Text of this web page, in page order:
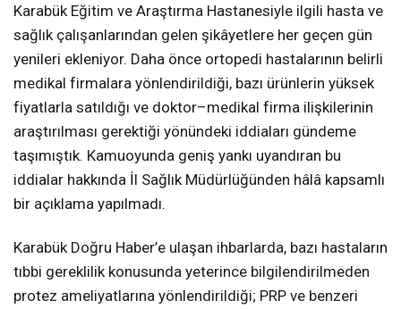
Karabük Eğitim ve Araştırma Hastanesiyle ilgili hasta ve
sağlık çalışanlarından gelen şikâyetlere her geçen gün
yenileri ekleniyor. Daha önce ortopedi hastalarının belirli
medikal firmalara yönlendirildiği, bazı ürünlerin yüksek
fiyatlarla satıldığı ve doktor–medikal firma ilişkilerinin
araştırılması gerektiği yönündeki iddiaları gündeme
taşımıştık. Kamuoyunda geniş yankı uyandıran bu
iddialar hakkında İl Sağlık Müdürlüğünden hâlâ kapsamlı
bir açıklama yapılmadı.
Karabük Doğru Haber’e ulaşan ihbarlarda, bazı hastaların
tıbbi gereklilik konusunda yeterince bilgilendirilmeden
protez ameliyatlarına yönlendirildiği; PRP ve benzeri